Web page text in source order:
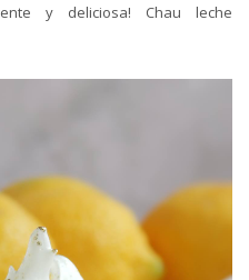
y deliciosa! Chau leche